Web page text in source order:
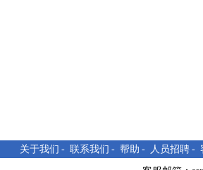
关于我们 - 联系我们 - 帮助 - 人员招聘 -